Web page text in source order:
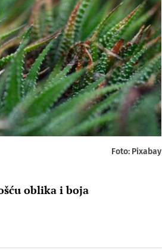
Foto: Pixabay
oblika i boja